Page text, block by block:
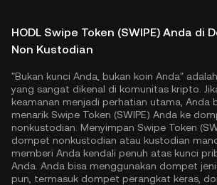
HODL Swipe Token (SWIPE) Anda di
Non Kustodian
"Bukan kunci Anda, bukan koin Anda"
yang sangat dikenal di komunitas kripto.
keamanan menjadi perhatian utama, Anda
menarik Swipe Token (SWIPE) Anda ke
nonkustodian. Menyimpan Swipe Token
dompet nonkustodian atau kustodian
memberi Anda kendali penuh atas kunci
Anda. Anda bisa menggunakan dompet
pun, termasuk dompet perangkat keras,